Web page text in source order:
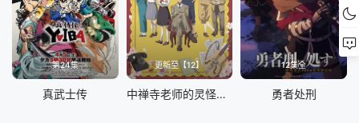
第24集
真武士传
更新至【12】
中禅寺老师的灵怪讲义实录 老师会把谜题全都解开的。
12集全
勇者处刑